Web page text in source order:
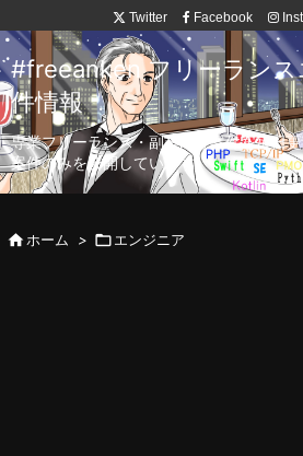
Twitter Facebook
#freeanken フリーラン
件情報
専業フリーランス・副業向け案件を毎日
案件のみを公開しています。
ホーム > エンジニア